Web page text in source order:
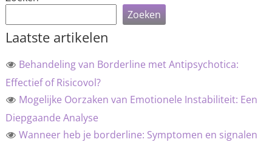
Zoeken
Laatste artikelen
Behandeling van Borderline met Antipsychotica:
Effectief of Risicovol?
Mogelijke Oorzaken van Emotionele Instabiliteit: Een
Diepgaande Analyse
Wanneer heb je borderline: Symptomen en signalen